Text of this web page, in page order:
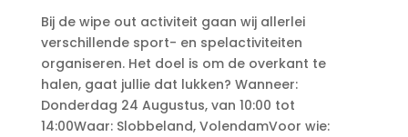
Bij de wipe out activiteit gaan wij allerlei
verschillende sport- en spelactiviteiten
organiseren. Het doel is om de overkant te
halen, gaat jullie dat lukken? Wanneer:
Donderdag 24 Augustus, van 10:00 tot
14:00Waar: Slobbeland, VolendamVoor wie: